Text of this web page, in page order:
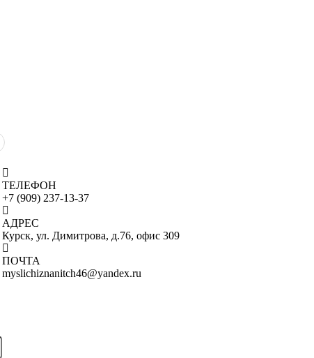
ТЕЛЕФОН
+7 (909) 237-13-37
АДРЕС
Курск, ул. Димитрова, д.76, офис 309
ПОЧТА
myslichiznanitch46@yandex.ru